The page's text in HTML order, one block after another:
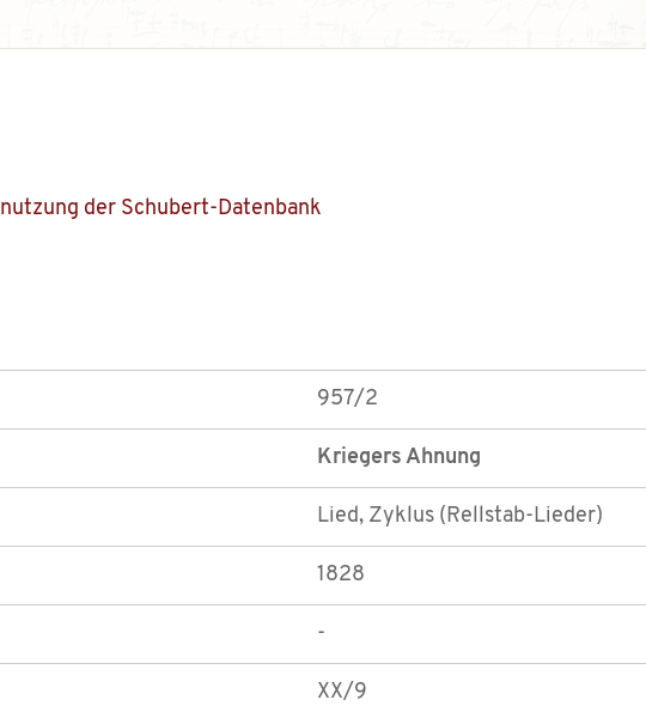
der Schubert-Datenbank
957/2
Kriegers Ahnung
Lied, Zyklus (Rellstab-Lieder)
1828
-
XX/9